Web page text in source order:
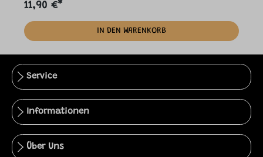
11,90 €*
IN DEN WARENKORB
Service
Informationen
Über Uns